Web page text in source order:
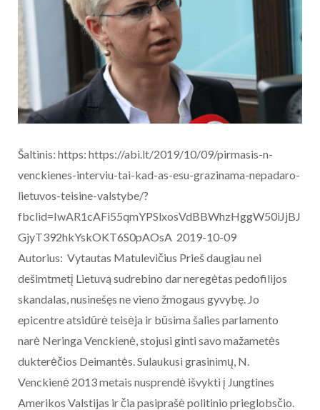
Šaltinis: https: https://abi.lt/2019/10/09/pirmasis-n-
venckienes-interviu-tai-kad-as-esu-grazinama-nepadaro-
lietuvos-teisine-valstybe/?
fbclid=IwAR1cAFi55qmYPSlxosVdBBWhzHggW50iJjBJ
GjyT392hkYskOKT6S0pAOsA 2019-10-09
Autorius: Vytautas Matulevičius Prieš daugiau nei
dešimtmetį Lietuvą sudrebino dar neregėtas pedofilijos
skandalas, nusinešęs ne vieno žmogaus gyvybę. Jo
epicentre atsidūrė teisėja ir būsima šalies parlamento
narė Neringa Venckienė, stojusi ginti savo mažametės
dukterėčios Deimantės. Sulaukusi grasinimų, N.
Venckienė 2013 metais nusprendė išvykti į Jungtines
Amerikos Valstijas ir čia pasiprašė politinio prieglobsčio.